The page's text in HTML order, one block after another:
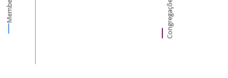
Members Congregações